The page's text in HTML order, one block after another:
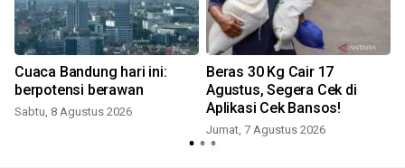
Cuaca Bandung hari ini:
berpotensi berawan
Sabtu, 8 Agustus 2026
Beras 30 Kg Cair 17
Agustus, Segera Cek di
Aplikasi Cek Bansos!
Jumat, 7 Agustus 2026